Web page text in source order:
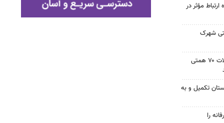
مؤثر در
شهرک
روحی: سهم کشاورزی از تسهیلات ۷۰ همتی
تکمیل و به
را